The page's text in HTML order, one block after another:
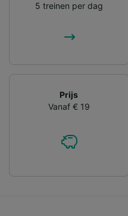
5 treinen per dag
Prijs
Vanaf € 19